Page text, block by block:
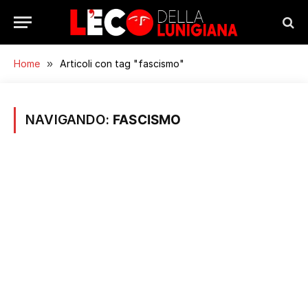
Home » Articoli con tag "fascismo"
NAVIGANDO: FASCISMO